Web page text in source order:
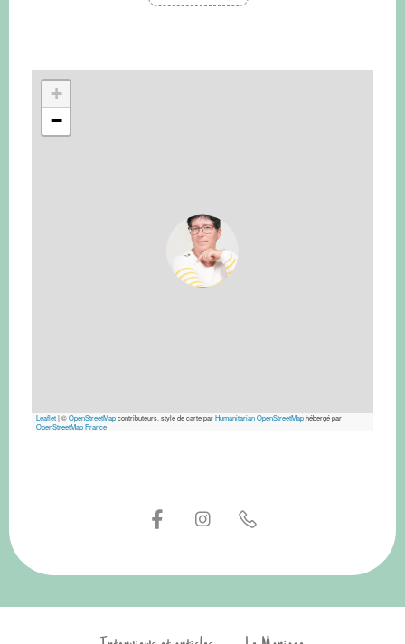
+
−
Leaflet|©OpenStreetMapcontributeurs, style de carte parHumanitarian OpenStreetMaphébergé par
OpenStreetMap France